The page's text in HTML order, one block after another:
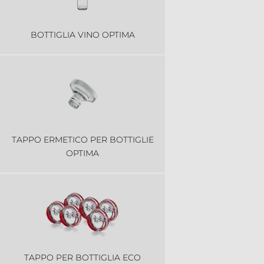
BOTTIGLIA VINO OPTIMA
TAPPO ERMETICO PER BOTTIGLIE
OPTIMA
TAPPO PER BOTTIGLIA ECO